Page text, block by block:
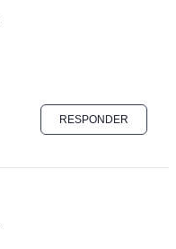
RESPONDER